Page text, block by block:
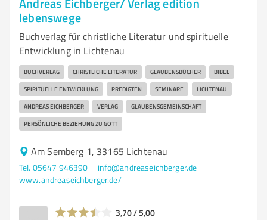
lebenswege
Buchverlag für christliche Literatur und spirituelle
Entwicklung in Lichtenau
BUCHVERLAG CHRISTLICHE LITERATUR GLAUBENSBÜCHER BIBEL
SPIRITUELLE ENTWICKLUNG PREDIGTEN SEMINARE LICHTENAU
ANDREAS EICHBERGER VERLAG GLAUBENSGEMEINSCHAFT
PERSÖNLICHE BEZIEHUNG ZU GOTT
Am Semberg 1, 33165 Lichtenau
Tel. 05647 946390
info@andreaseichberger.de
www.andreaseichberger.de/
3,70 / 5,00